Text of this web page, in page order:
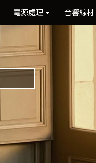
電源處理 音響線材